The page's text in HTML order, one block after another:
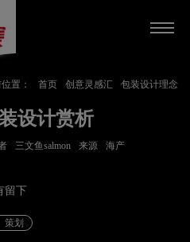
置： 首页 创意灵感汇
包装设计理念
设计赏析
三文鱼salmon 来源 海产
留下
策划